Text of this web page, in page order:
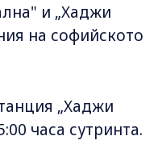
и „Хаджи
на софийското
„Хаджи
часа сутринта.